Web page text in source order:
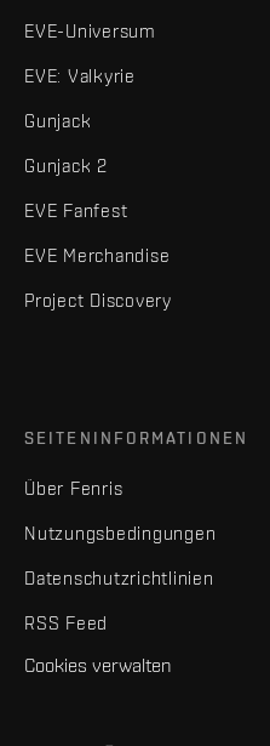
EVE-Universum
EVE: Valkyrie
Gunjack
Gunjack 2
EVE Fanfest
EVE Merchandise
Project Discovery
SEITENINFORMATIONEN
Über Fenris
Nutzungsbedingungen
Datenschutzrichtlinien
RSS Feed
Cookies verwalten